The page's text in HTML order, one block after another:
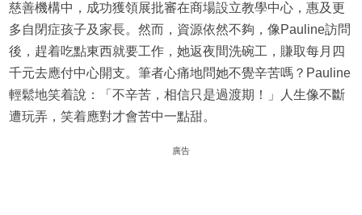
慈善機構中，成功獲領展批審在商場設立教學中心，惠及更
多自閉症孩子及家長。然而，資源依然不夠，像Pauline訪問
後，趕着吃點東西就要工作，她返夜間洗碗工，賺取每月四
千元去應付中心開支。筆者心痛地問她不覺辛苦嗎？Pauline
輕鬆地笑着說：「不辛苦，相信只是過渡期！」人生像不斷
遭玩弄，笑着應對才會苦中一點甜。
廣告